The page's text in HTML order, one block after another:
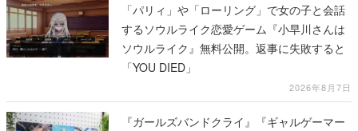
「パリィ」や「ローリング」で女の子と会話
するソウルライク恋愛ゲーム『小早川さんは
ソウルライク』無料公開。返事に失敗すると
「YOU DIED」
2026年8月7日
『ガールズバンドクライ』『ギャルゲーマー